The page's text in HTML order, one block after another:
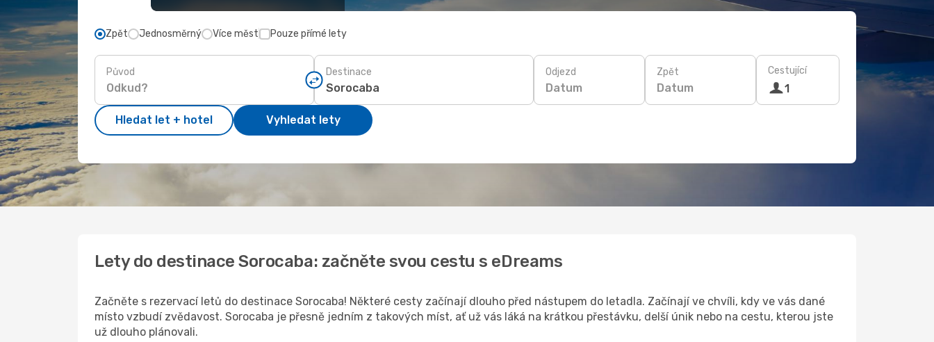
Zpět Jednosměrný Více měst Pouze přímé lety
Původ Destinace Odjezd
Datum
Zpět
Datum
Cestující
1
Hledat let + hotel Vyhledat lety
Lety do destinace Sorocaba: začněte svou cestu s eDreams
Začněte s rezervací letů do destinace Sorocaba! Některé cesty začínají dlouho před nástupem do letadla. Začínají ve chvíli, kdy ve vás dané
místo vzbudí zvědavost. Sorocaba je přesně jedním z takových míst, ať už vás láká na krátkou přestávku, delší únik nebo na cestu, kterou jste
už dlouho plánovali.